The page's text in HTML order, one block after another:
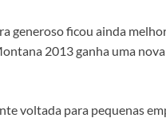
generoso ficou ainda
2013 ganha uma
voltada para pequenas